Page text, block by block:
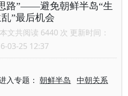
路”——避免朝鲜半岛“生
”最后机会
文共阅读 6440 次 更新时间：
03-25 12:37
入专题：朝鲜半岛 中朝关系